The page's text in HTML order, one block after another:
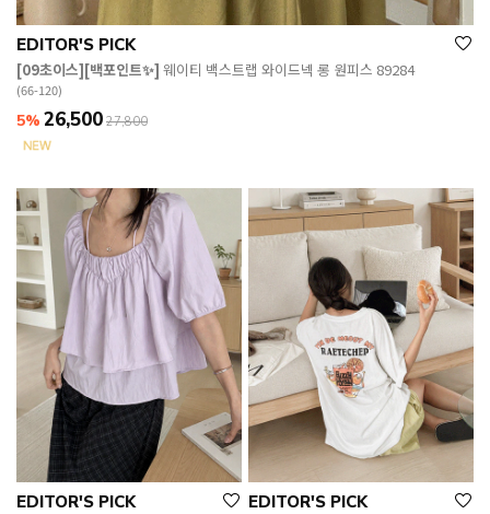
EDITOR'S PICK
[09초이스][백포인트✨] 웨이티 백스트랩 와이드넥 롱 원피스 89284
(66-120)
5% 26,500 27,800
EDITOR'S PICK EDITOR'S PICK